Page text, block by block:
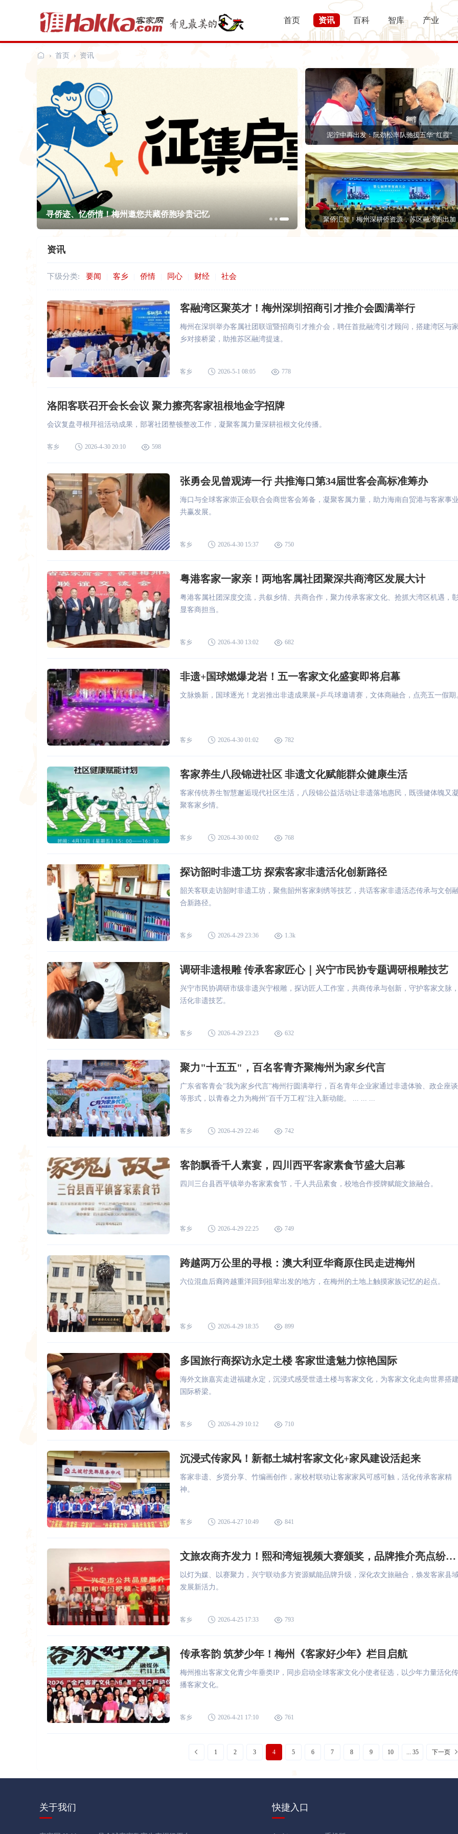
首页 资讯 百科 智库 产业
› 首页 › 资讯
寻侨迹、忆侨情！梅州邀您共藏侨胞珍贵记忆 泥泞中再出发：阮劲松率队驰援五华“红
泥泞中再出发：阮劲松率队驰援五华“红霞”
聚侨汇智！梅州深耕侨资源，苏区融湾跑出加
资讯
下级分类: 要闻 客乡 侨情 同心 财经 社会
客融湾区聚英才！梅州深圳招商引才推介会圆满举行
梅州在深圳举办客属社团联谊暨招商引才推介会，聘任首批融湾引才顾问，搭建湾区与
乡对接桥梁，助推苏区融湾提速。
客乡 2026-5-1 08:05 778
洛阳客联召开会长会议 聚力擦亮客家祖根地金字招牌
会议复盘寻根拜祖活动成果，部署社团整顿整改工作，凝聚客属力量深耕祖根文化传播。
客乡 2026-4-30 20:10 598
张勇会见曾观涛一行 共推海口第34届世客会高标准筹办
海口与全球客家崇正会联合会商世客会筹备，凝聚客属力量，助力海南自贸港与客家事
共赢发展。
客乡 2026-4-30 15:37 750
粤港客家一家亲！两地客属社团聚深共商湾区发展大计
粤港客属社团深度交流，共叙乡情、共商合作，聚力传承客家文化、抢抓大湾区机遇，
显客商担当。
客乡 2026-4-30 13:02 682
非遗+国球燃爆龙岩！五一客家文化盛宴即将启幕
文脉焕新，国球逐光！龙岩推出非遗成果展+乒乓球邀请赛，文体商融合，点亮五一假期
客乡 2026-4-30 01:02 782
客家养生八段锦进社区 非遗文化赋能群众健康生活
客家传统养生智慧邂逅现代社区生活，八段锦公益活动让非遗落地惠民，既强健体魄又
聚客家乡情。
客乡 2026-4-30 00:02 768
探访韶时非遗工坊 探索客家非遗活化创新路径
韶关客联走访韶时非遗工坊，聚焦韶州客家刺绣等技艺，共话客家非遗活态传承与文创
合新路径。
客乡 2026-4-29 23:36 1.3k
调研非遗根雕 传承客家匠心｜兴宁市民协专题调研根雕技艺
兴宁市民协调研市级非遗兴宁根雕，探访匠人工作室，共商传承与创新，守护客家文脉
活化非遗技艺。
客乡 2026-4-29 23:23 632
聚力"十五五"，百名客青齐聚梅州为家乡代言
广东省客青会"我为家乡代言"梅州行圆满举行，百名青年企业家通过非遗体验、政企座谈
等形式，以青春之力为梅州"百千万工程"注入新动能。 ... ... ...
客乡 2026-4-29 22:46 742
客韵飘香千人素宴，四川西平客家素食节盛大启幕
四川三台县西平镇举办客家素食节，千人共品素食，校地合作授牌赋能文旅融合。
客乡 2026-4-29 22:25 749
跨越两万公里的寻根：澳大利亚华裔原住民走进梅州
六位混血后裔跨越重洋回到祖辈出发的地方，在梅州的土地上触摸家族记忆的起点。
客乡 2026-4-29 18:35 899
多国旅行商探访永定土楼 客家世遗魅力惊艳国际
海外文旅嘉宾走进福建永定，沉浸式感受世遗土楼与客家文化，为客家文化走向世界搭
国际桥梁。
客乡 2026-4-29 10:12 710
沉浸式传家风！新都土城村客家文化+家风建设活起来
客家非遗、乡贤分享、竹编画创作，家校村联动让客家家风可感可触，活化传承客家精
神。
客乡 2026-4-27 10:49 841
文旅农商齐发力！熙和湾短视频大赛颁奖，品牌推介亮点纷呈 ...
以灯为媒、以赛聚力，兴宁联动多方资源赋能品牌升级，深化农文旅融合，焕发客家县
发展新活力。
客乡 2026-4-25 17:33 793
传承客韵 筑梦少年！梅州《客家好少年》栏目启航
梅州推出客家文化青少年垂类IP，同步启动全球客家文化小使者征选，以少年力量活化传
播客家文化。
客乡 2026-4-21 17:10 761
1 2 3 4 5 6 7 8 9 10 ... 35 下一页
关于我们 快捷入口